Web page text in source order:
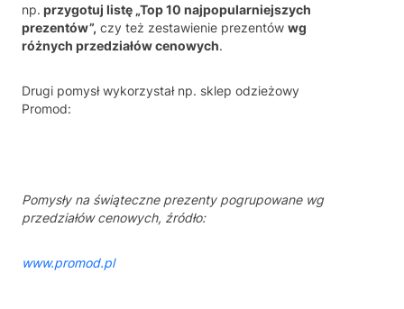
np. przygotuj listę „Top 10 najpopularniejszych
prezentów”, czy też zestawienie prezentów wg
różnych przedziałów cenowych.
Drugi pomysł wykorzystał np. sklep odzieżowy
Promod:
Pomysły na świąteczne prezenty pogrupowane wg
przedziałów cenowych, źródło:
www.promod.pl